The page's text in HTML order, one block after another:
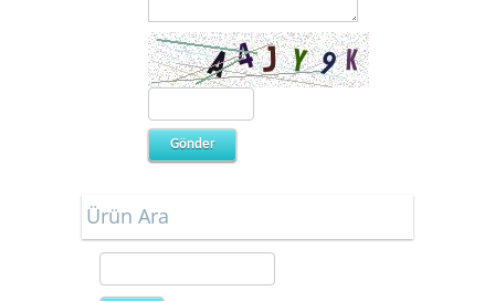
Ürün Ara